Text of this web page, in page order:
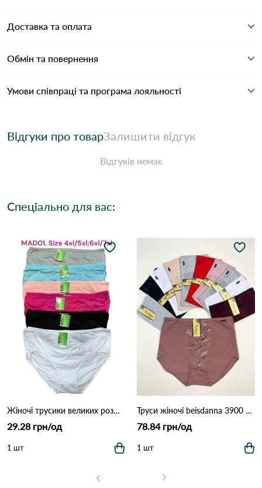
Доставка та оплата
Обмін та повернення
Умови співпраці та програма лояльності
Відгуки про товарЗалишити відгук
Відгуків немає
Спеціально для вас:
Жіночі трусики великих розмірів MAD01 (4XL–7XL) 7F Різні кольори
29.28 грн/од
1 шт
Труси жіночі beisdanna 3900 10д Різні кольори
78.84 грн/од
1 шт